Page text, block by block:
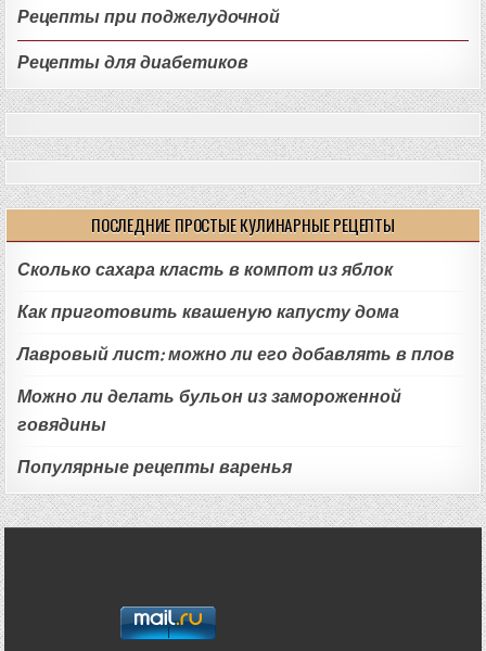
Рецепты при поджелудочной
Рецепты для диабетиков
ПОСЛЕДНИЕ ПРОСТЫЕ КУЛИНАРНЫЕ РЕЦЕПТЫ
Сколько сахара класть в компот из яблок
Как приготовить квашеную капусту дома
Лавровый лист: можно ли его добавлять в плов
Можно ли делать бульон из замороженной
говядины
Популярные рецепты варенья